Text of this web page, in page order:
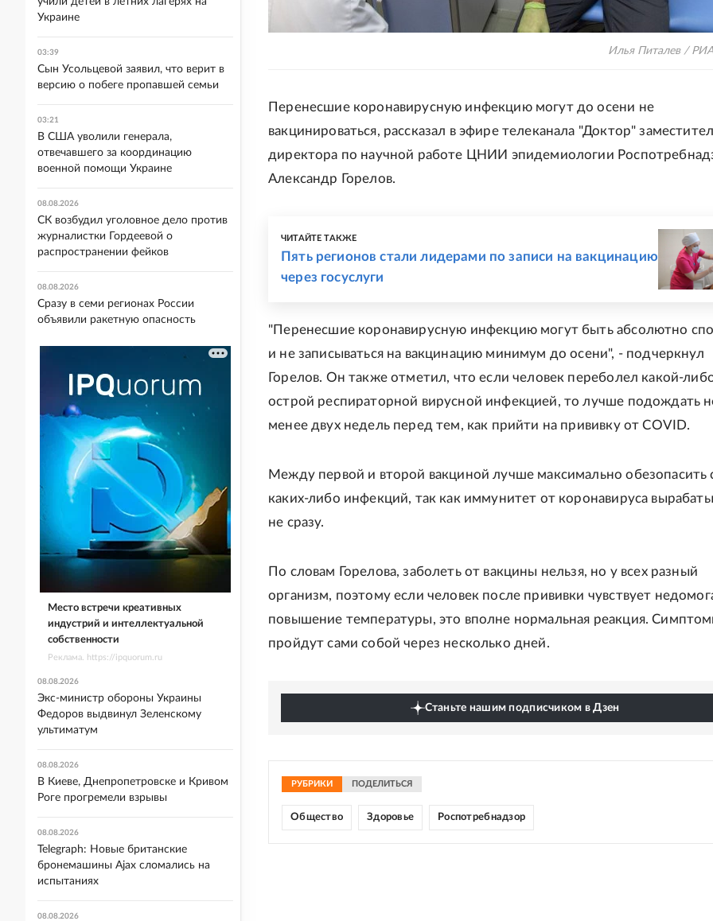
Илья Питалев /
Перенесшие коронавирусную инфекцию могут до осени не
вакцинироваться, рассказал в эфире телеканала "Доктор"
директора по научной работе ЦНИИ эпидемиологии
Александр Горелов.
ЧИТАЙТЕ ТАКЖЕ
Пять регионов стали лидерами по записи на вакцинацию
через госуслуги
"Перенесшие коронавирусную инфекцию могут быть абсолютно
и не записываться на вакцинацию минимум до осени", - подчеркнул
Горелов. Он также отметил, что если человек переболел какой-
острой респираторной вирусной инфекцией, то лучше подождать
менее двух недель перед тем, как прийти на прививку от COVID.
Между первой и второй вакциной лучше максимально обезопасить
каких-либо инфекций, так как иммунитет от коронавируса
не сразу.
По словам Горелова, заболеть от вакцины нельзя, но у всех разный
организм, поэтому если человек после прививки чувствует
повышение температуры, это вполне нормальная реакция.
пройдут сами собой через несколько дней.
Станьте нашим подписчиком в Дзен
РУБРИКИ ПОДЕЛИТЬСЯ
Общество Здоровье Роспотребнадзор
Украине
03:39
Сын Усольцевой заявил, что верит в
версию о побеге пропавшей семьи
03:21
В США уволили генерала,
отвечавшего за координацию
военной помощи Украине
08.08.2026
СК возбудил уголовное дело против
журналистки Гордеевой о
распространении фейков
08.08.2026
Сразу в семи регионах России
объявили ракетную опасность
Место встречи креативных
индустрий и интеллектуальной
собственности
Реклама. https://ipquorum.ru
08.08.2026
Экс-министр обороны Украины
Федоров выдвинул Зеленскому
ультиматум
08.08.2026
В Киеве, Днепропетровске и Кривом
Роге прогремели взрывы
08.08.2026
Telegraph: Новые британские
бронемашины Ajax сломались на
испытаниях
08.08.2026